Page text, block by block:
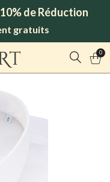
de Réduction
gratuits
0